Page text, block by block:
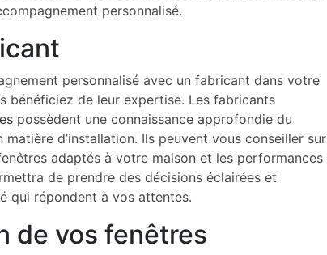
personnalisé.
personnalisé avec un fabricant dans votre
bénéficiez de leur expertise. Les fabricants
possèdent une connaissance approfondie du
d’installation. Ils peuvent vous conseiller sur
adaptés à votre maison et les performances
de prendre des décisions éclairées et
qui répondent à vos attentes.
de vos fenêtres